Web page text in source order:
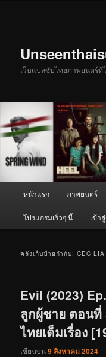
เว็บแปลซับไทยภาพยนตร์ที่
หน้าแรก ภาพยนตร์
โปรแกรมเร็วๆ นี้ เข้า
คลังเก็บป้ายกำกับ:
Evil (2023)
ลูกผู้ชาย ตอนที่
ไทยเต็มเรื่อง
เขียนบน9 สิงหาคม 2024